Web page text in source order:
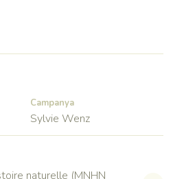
Campanya
Sylvie Wenz
naturelle (MNHN